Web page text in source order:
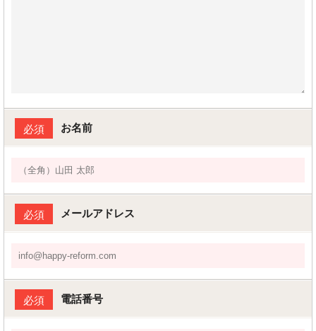
必須 お名前
必須 メールアドレス
必須 電話番号